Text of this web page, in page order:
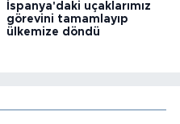
İspanya'daki uçaklarımız
görevini tamamlayıp
ülkemize döndü